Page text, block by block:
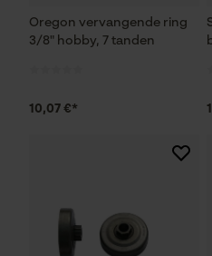
Oregon vervangende ring
3/8" hobby, 7 tanden
10,07 €*
Fact-Finder
Loop54
Opgeslagen